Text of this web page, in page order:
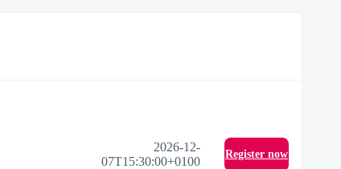
2026-12-
07T15:30:00+0100
Register now